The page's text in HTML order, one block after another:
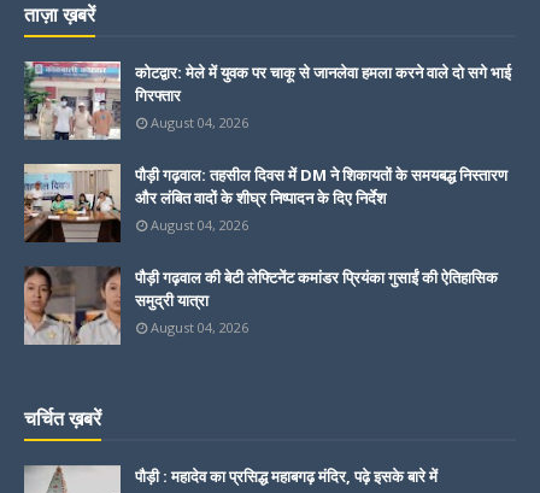
ताज़ा ख़बरें
कोटद्वार: मेले में युवक पर चाकू से जानलेवा हमला करने वाले दो सगे भाई
गिरफ्तार
August 04, 2026
पौड़ी गढ़वाल: तहसील दिवस में DM ने शिकायतों के समयबद्ध निस्तारण
और लंबित वादों के शीघ्र निष्पादन के दिए निर्देश
August 04, 2026
पौड़ी गढ़वाल की बेटी लेफ्टिनेंट कमांडर प्रियंका गुसाईं की ऐतिहासिक
समुद्री यात्रा
August 04, 2026
चर्चित ख़बरें
पौड़ी : महादेव का प्रसिद्ध महाबगढ़ मंदिर, पढ़े इसके बारे में